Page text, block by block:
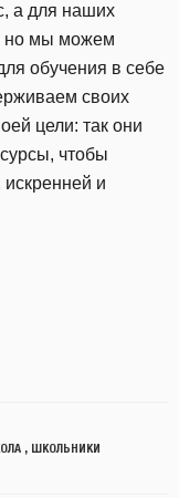
а для наших
но мы можем
обучения в себе
своих
цели: так они
чтобы
искренней и
, ШКОЛЬНИКИ